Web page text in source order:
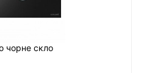
чорне скло